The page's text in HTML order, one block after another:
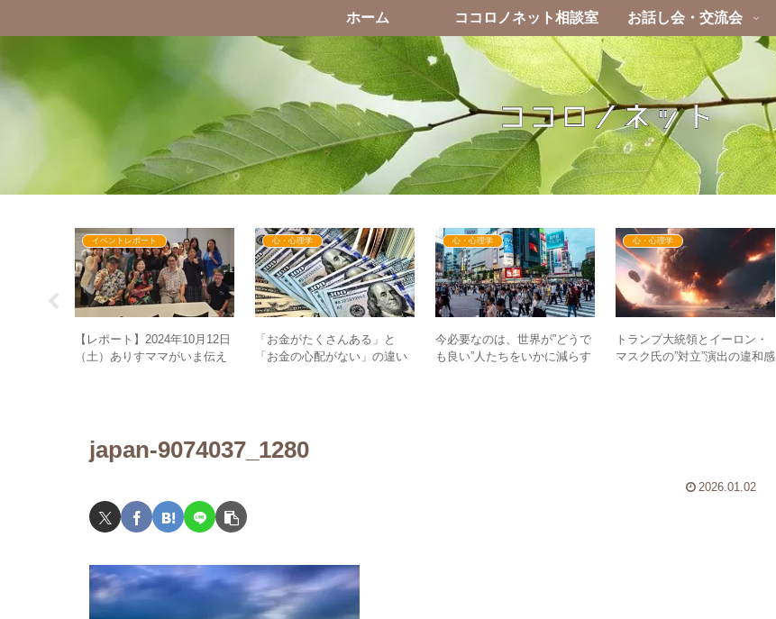
ホーム ココロノネット相談室 お話し会・交流会
イベントレポート
【レポート】2024年10月12日
（土）ありすママがいま伝え
心・心理学
「お金がたくさんある」と
「お金の心配がない」の違い
心・心理学
今必要なのは、世界が”どうで
も良い”人たちをいかに減らす
心・心理学
トランプ大統領とイーロン・
マスク氏の”対立”演出の違和感
japan-9074037_1280
2026.01.02